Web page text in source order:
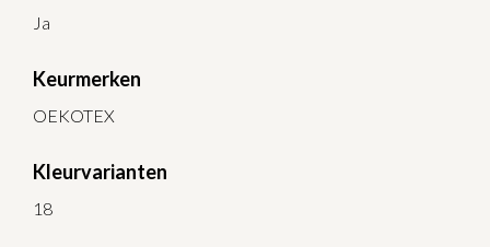
Ja
Keurmerken
OEKOTEX
Kleurvarianten
18